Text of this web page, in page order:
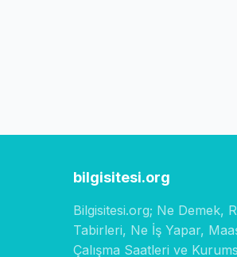
bilgisitesi.org
Bilgisitesi.org; Ne Demek,
Tabirleri, Ne İş Yapar,
Çalışma Saatleri ve